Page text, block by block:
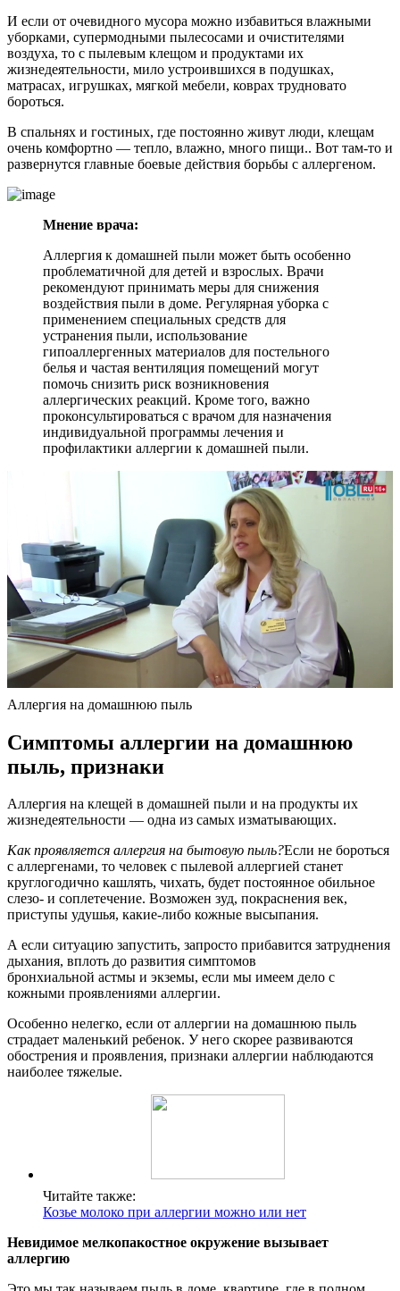
И если от очевидного мусора можно избавиться влажными
уборками, супермодными пылесосами и очистителями
воздуха, то с пылевым клещом и продуктами их
жизнедеятельности, мило устроившихся в подушках,
матрасах, игрушках, мягкой мебели, коврах трудновато
бороться.
В спальнях и гостиных, где постоянно живут люди, клещам
очень комфортно — тепло, влажно, много пищи.. Вот там-то и
развернутся главные боевые действия борьбы с аллергеном.
Мнение врача:
Аллергия к домашней пыли может быть особенно
проблематичной для детей и взрослых. Врачи
рекомендуют принимать меры для снижения
воздействия пыли в доме. Регулярная уборка с
применением специальных средств для
устранения пыли, использование
гипоаллергенных материалов для постельного
белья и частая вентиляция помещений могут
помочь снизить риск возникновения
аллергических реакций. Кроме того, важно
проконсультироваться с врачом для назначения
индивидуальной программы лечения и
профилактики аллергии к домашней пыли.
Аллергия на домашнюю пыль
Симптомы аллергии на домашнюю
пыль, признаки
Аллергия на клещей в домашней пыли и на продукты их
жизнедеятельности — одна из самых изматывающих.
Как проявляется аллергия на бытовую пыль?Если не бороться
с аллергенами, то человек с пылевой аллергией станет
круглогодично кашлять, чихать, будет постоянное обильное
слезо- и соплетечение. Возможен зуд, покраснения век,
приступы удушья, какие-либо кожные высыпания.
А если ситуацию запустить, запросто прибавится затруднения
дыхания, вплоть до развития симптомов
бронхиальной астмы и экземы, если мы имеем дело с
кожными проявлениями аллергии.
Особенно нелегко, если от аллергии на домашнюю пыль
страдает маленький ребенок. У него скорее развиваются
обострения и проявления, признаки аллергии наблюдаются
наиболее тяжелые.
Читайте также:
Козье молоко при аллергии можно или нет
Невидимое мелкопакостное окружение вызывает
аллергию